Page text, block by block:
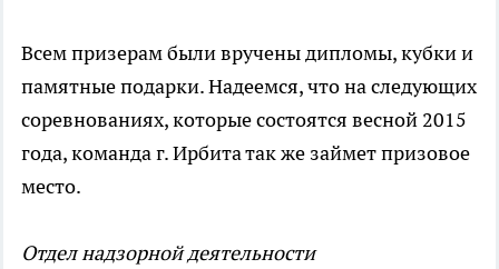
Всем призерам были вручены дипломы, кубки и
памятные подарки. Надеемся, что на следующих
соревнованиях, которые состоятся весной 2015
года, команда г. Ирбита так же займет призовое
место.
Отдел надзорной деятельности